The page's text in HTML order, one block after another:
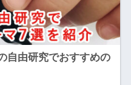
自由研究でおすすめの